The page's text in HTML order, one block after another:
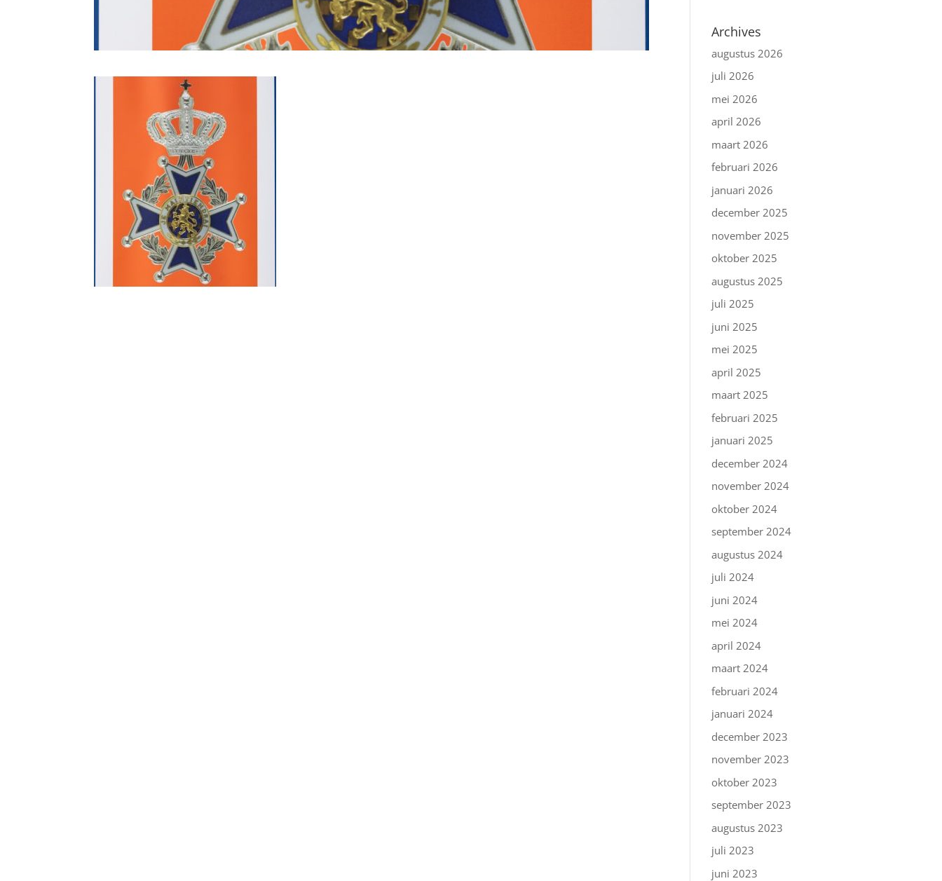
Archives
augustus 2026
juli 2026
mei 2026
april 2026
maart 2026
februari 2026
januari 2026
december 2025
november 2025
oktober 2025
augustus 2025
juli 2025
juni 2025
mei 2025
april 2025
maart 2025
februari 2025
januari 2025
december 2024
november 2024
oktober 2024
september 2024
augustus 2024
juli 2024
juni 2024
mei 2024
april 2024
maart 2024
februari 2024
januari 2024
december 2023
november 2023
oktober 2023
september 2023
augustus 2023
juli 2023
juni 2023